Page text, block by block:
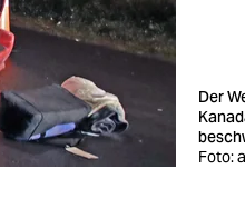
Der
Foto: